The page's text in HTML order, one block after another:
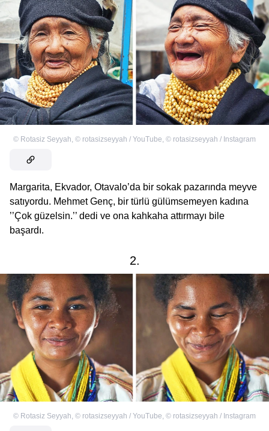
© Rotasiz Seyyah, © rotasizseyyah / YouTube, © rotasizseyyah / Instagram
Margarita, Ekvador, Otavalo’da bir sokak pazarında meyve
satıyordu. Mehmet Genç, bir türlü gülümsemeyen kadına
’’Çok güzelsin.’’ dedi ve ona kahkaha attırmayı bile
başardı.
2.
© Rotasiz Seyyah, © rotasizseyyah / YouTube, © rotasizseyyah / Instagram